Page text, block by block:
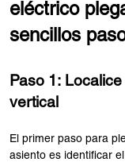
eléctrico
sencillos
Paso 1:
vertical
El primer paso para
asiento es identificar